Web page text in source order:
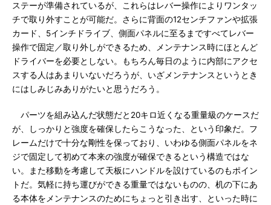
ステーが準備されているが、これらはレバー操作によりワンタッ
チで取り外すことが可能だ。さらに背面の12センチファンや拡張
カード、5インチドライブ、側面パネルに至るまですべてレバー
操作で固定／取り外しができるため、メンテナンス時にほとんど
ドライバーを必要としない。もちろん毎日のように内部にアクセ
スする人はあまりいないだろうが、いざメンテナンスというとき
にはしみじみありがたいと思うだろう。
パーツを組み込んだ状態だと20キロ近くなる重量級のケースだ
が、しっかりと強度を確保したらこうなった、という印象だ。フ
レームだけで十分な剛性を保っており、いわゆる側面パネルをネ
ジで固定して初めて本来の強度が確保できるという構造ではな
い。また移動を考慮して天板にハンドルを設けているのもポイン
トだ。気軽に持ち運びができる重量ではないものの、机の下にあ
る本体をメンテナンスのためにちょっと引き出す、といった時に